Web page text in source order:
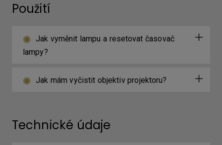
Použití
Jak vyměnit lampu a resetovat časovač
lampy?
Jak mám vyčistit objektiv projektoru?
Technické údaje